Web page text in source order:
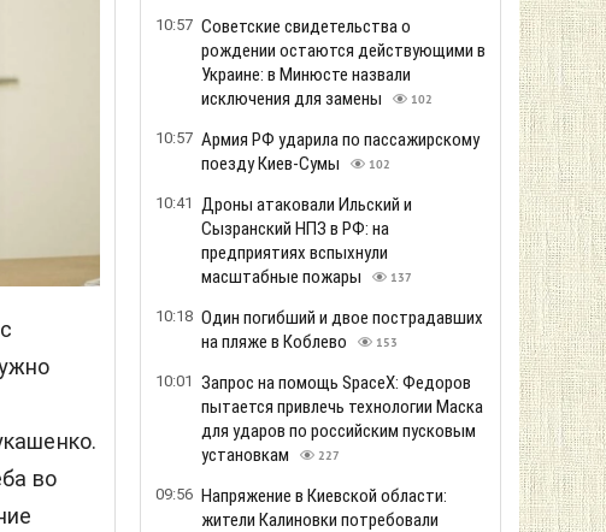
во
10:57 Советские свидетельства о
рождении остаются действующими в
Украине: в Минюсте назвали
исключения для замены
102
10:57 Армия РФ ударила по пассажирскому
поезду Киев-Сумы
102
10:41 Дроны атаковали Ильский и
Сызранский НПЗ в РФ: на
предприятиях вспыхнули
масштабные пожары
137
10:18 Один погибший и двое пострадавших
на пляже в Коблево
153
10:01 Запрос на помощь SpaceX: Федоров
пытается привлечь технологии Маска
для ударов по российским пусковым
установкам
227
09:56 Напряжение в Киевской области:
жители Калиновки потребовали